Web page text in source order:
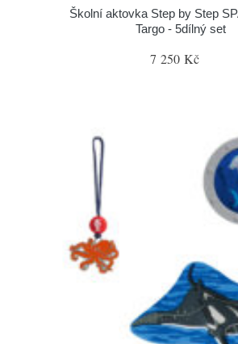
Školní aktovka Step by Step
Targo - 5dílný set
7 250 Kč